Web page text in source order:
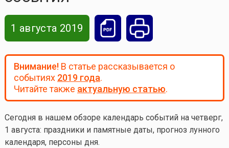
1 августа 2019
Внимание!В статье рассказывается о
событиях 2019 года.
Читайте также актуальную статью.
Сегодня в нашем обзоре календарь событий на четверг,
1 августа: праздники и памятные даты, прогноз лунного
календаря, персоны дня.